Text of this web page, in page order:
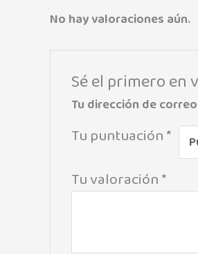
No hay valoraciones aún.
Sé el primero en
Tu dirección de
Tu puntuación*
Tu valoración*